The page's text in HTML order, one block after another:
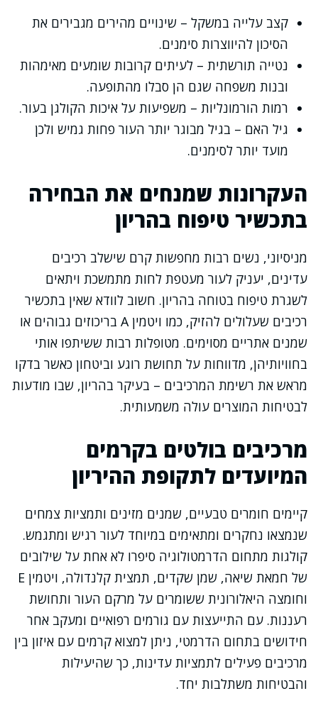
קצב עלייה במשקל – שינויים מהירים מגבירים את
הסיכון להיווצרות סימנים.
נטייה תורשתית – לעיתים קרובות שומעים מאימהות
ובנות משפחה שגם הן סבלו מהתופעה.
רמות הורמונליות – משפיעות על איכות הקולגן בעור.
גיל האם – בגיל מבוגר יותר העור פחות גמיש ולכן
מועד יותר לסימנים.
העקרונות שמנחים את הבחירה
בתכשיר טיפוח בהריון
מניסיוני, נשים רבות מחפשות קרם שישלב רכיבים
עדינים, יעניק לעור מעטפת לחות מתמשכת ויתאים
לשגרת טיפוח בטוחה בהריון. חשוב לוודא שאין בתכשיר
רכיבים שעלולים להזיק, כמו ויטמין A בריכוזים גבוהים או
שמנים אתריים מסוימים. מטופלות רבות ששיתפו אותי
בחוויותיהן, מדווחות על תחושת רוגע וביטחון כאשר בדקו
מראש את רשימת המרכיבים – בעיקר בהריון, שבו מודעות
לבטיחות המוצרים עולה משמעותית.
מרכיבים בולטים בקרמים
המיועדים לתקופת ההיריון
קיימים חומרים טבעיים, שמנים מזינים ותמציות צמחים
שנמצאו נחקרים ומתאימים במיוחד לעור רגיש ומתגמש.
קולגות מתחום הדרמטולוגיה סיפרו לא אחת על שילובים
של חמאת שיאה, שמן שקדים, תמצית קלנדולה, ויטמין E
וחומצה היאלורונית ששומרים על מרקם העור ותחושת
רעננות. עם התייעצות עם גורמים רפואיים ומעקב אחר
חידושים בתחום הדרמטי, ניתן למצוא קרמים עם איזון בין
מרכיבים פעילים לתמציות עדינות, כך שהיעילות
והבטיחות משתלבות יחד.